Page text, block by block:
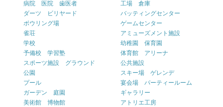
病院 医院 歯医者
工場 倉庫
ダーツ ビリヤード
バッティングセンター
ボウリング場
ゲームセンター
雀荘
アミューズメント施設
学校
幼稚園 保育園
予備校 学習塾
体育館 アリーナ
スポーツ施設 グラウンド
公共施設
公園
スキー場 ゲレンデ
プール
宴会場 パーティールーム
ガーデン 庭園
ギャラリー
美術館 博物館
アトリエ工房